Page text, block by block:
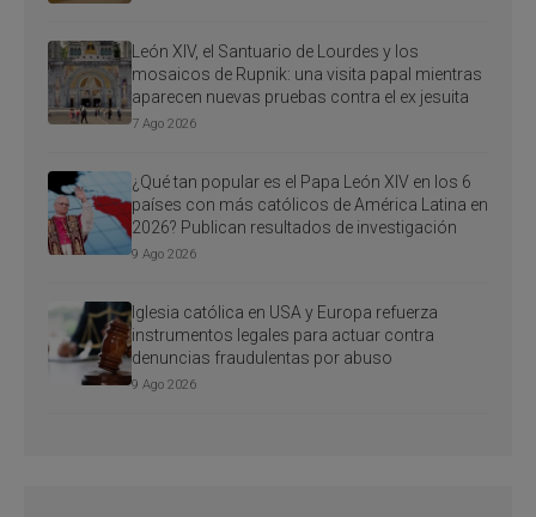
León XIV, el Santuario de Lourdes y los
mosaicos de Rupnik: una visita papal mientras
aparecen nuevas pruebas contra el ex jesuita
7 Ago 2026
¿Qué tan popular es el Papa León XIV en los 6
países con más católicos de América Latina en
2026? Publican resultados de investigación
9 Ago 2026
Iglesia católica en USA y Europa refuerza
instrumentos legales para actuar contra
denuncias fraudulentas por abuso
9 Ago 2026